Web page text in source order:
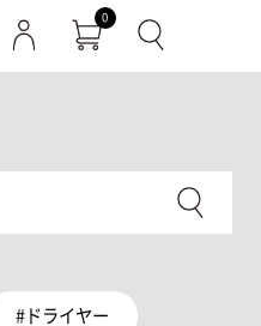
0
#ドライヤー